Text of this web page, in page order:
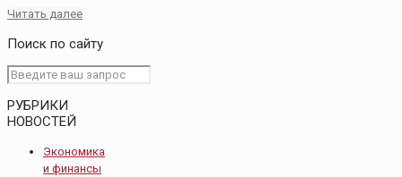
Читать далее
Поиск по сайту
РУБРИКИ
НОВОСТЕЙ
Экономика
и финансы